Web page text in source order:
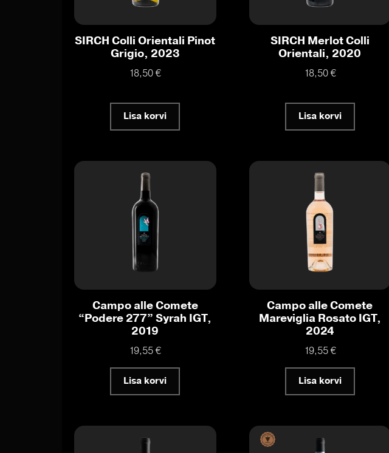
SIRCH Colli Orientali Pinot
Grigio, 2023
18,50€
Lisa korvi
SIRCH Merlot Colli
Orientali, 2020
18,50€
Lisa korvi
Campo alle Comete
“Podere 277” Syrah IGT,
2019
19,55€
Lisa korvi
Campo alle Comete
Mareviglia Rosato IGT,
2024
19,55€
Lisa korvi